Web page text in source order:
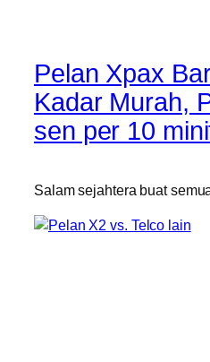
Pelan Xpax
Kadar Murah,
sen per 10
Salam sejahtera buat